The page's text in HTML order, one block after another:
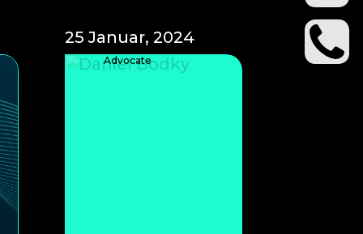
25 Januar, 2024
Senior Platform
Advocate